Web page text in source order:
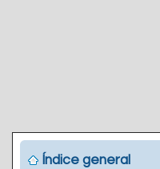
Índice general